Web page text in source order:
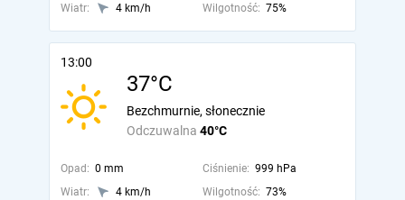
Wiatr:
4 km/h Wilgotność: 75%
13:00
37°C
Odczuwalna 40°C
Bezchmurnie, słonecznie
Opad: 0 mm Ciśnienie: 999 hPa
Wiatr:
4 km/h Wilgotność: 73%